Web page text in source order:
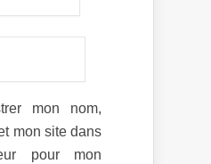
mon nom,
mon site dans
pour mon